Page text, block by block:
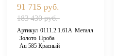
91 715 руб.
183 430 руб.
Артикул 0111.2.1.61А Металл
Золото Проба
Au 585 Красный